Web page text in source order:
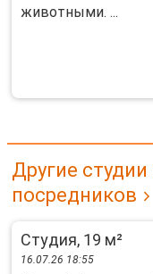
животными. ...
Другие
посредников
Студия, 19 м²
16.07.26 18:55